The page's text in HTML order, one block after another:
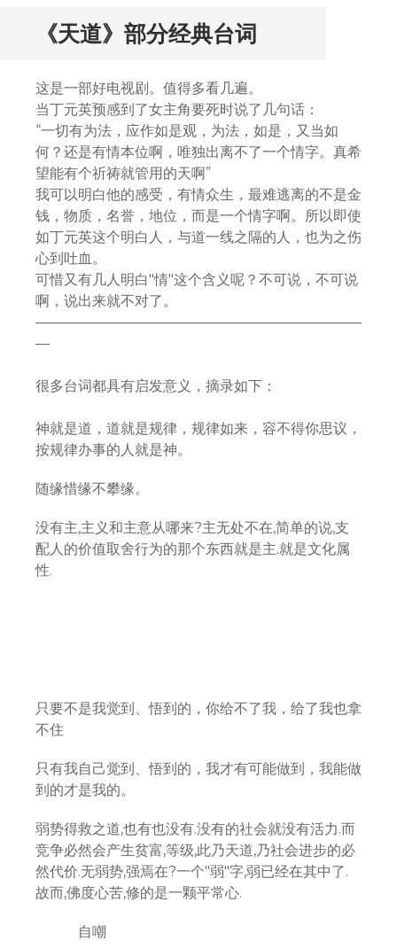
《天道》部分经典台词
这是一部好电视剧。值得多看几遍。
当丁元英预感到了女主角要死时说了几句话：
“一切有为法，应作如是观，为法，如是，又当如
何？还是有情本位啊，唯独出离不了一个情字。真希
望能有个祈祷就管用的天啊”
我可以明白他的感受，有情众生，最难逃离的不是金
钱，物质，名誉，地位，而是一个情字啊。所以即使
如丁元英这个明白人，与道一线之隔的人，也为之伤
心到吐血。
可惜又有几人明白"情"这个含义呢？不可说，不可说
啊，说出来就不对了。
———————————————————————
—
很多台词都具有启发意义，摘录如下：
神就是道，道就是规律，规律如来，容不得你思议，
按规律办事的人就是神。
随缘惜缘不攀缘。
没有主,主义和主意从哪来?主无处不在,简单的说,支
配人的价值取舍行为的那个东西就是主.就是文化属
性.
只要不是我觉到、悟到的，你给不了我，给了我也拿
不住
只有我自己觉到、悟到的，我才有可能做到，我能做
到的才是我的。
弱势得救之道,也有也没有.没有的社会就没有活力.而
竞争必然会产生贫富,等级,此乃天道,乃社会进步的必
然代价.无弱势,强焉在?一个"弱"字,弱已经在其中了.
故而,佛度心苦,修的是一颗平常心.
自嘲